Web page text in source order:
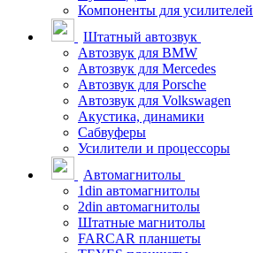
Компоненты для усилителей
Штатный автозвук
Автозвук для BMW
Автозвук для Mercedes
Автозвук для Porsche
Автозвук для Volkswagen
Акустика, динамики
Сабвуферы
Усилители и процессоры
Автомагнитолы
1din автомагнитолы
2din автомагнитолы
Штатные магнитолы
FARCAR планшеты